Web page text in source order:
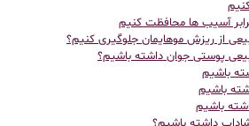
آسیب ها محافظت کنیم
از ریزش موهایمان جلوگیری کنیم؟
پوستی جوان داشته باشیم؟
باشیم
باشیم
باشیم